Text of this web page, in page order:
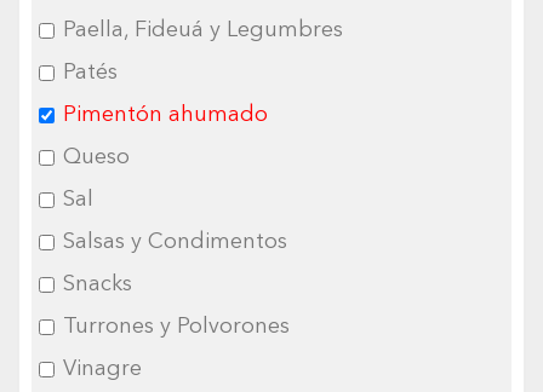
Paella, Fideuá y Legumbres
Patés
Pimentón ahumado
Queso
Sal
Salsas y Condimentos
Snacks
Turrones y Polvorones
Vinagre